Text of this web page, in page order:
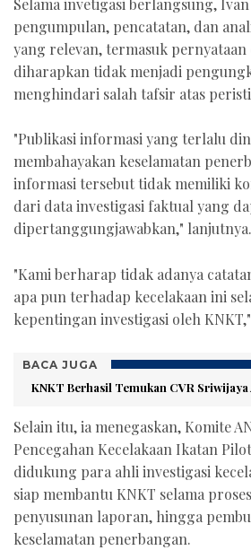
pengumpulan, pencatatan, dan
yang relevan, termasuk pernyataan
diharapkan tidak menjadi
menghindari salah tafsir atas
"Publikasi informasi yang terlalu
membahayakan keselamatan
informasi tersebut tidak memiliki
dari data investigasi faktual yang
dipertanggungjawabkan," lanjutnya.
"Kami berharap tidak adanya
apa pun terhadap kecelakaan ini
kepentingan investigasi oleh
BACA JUGA
KNKT Berhasil Temukan CVR Sriwijaya
Selain itu, ia menegaskan, Komite
Pencegahan Kecelakaan Ikatan
didukung para ahli investigasi
siap membantu KNKT selama
penyusunan laporan, hingga
keselamatan penerbangan.